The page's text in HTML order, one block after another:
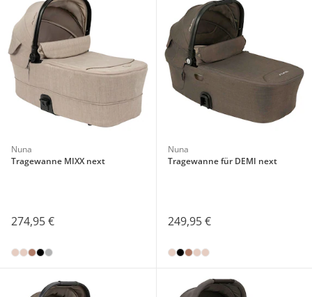
Nuna
Tragewanne MIXX next
274,95 €
Nuna
Tragewanne für DEMI next
249,95 €